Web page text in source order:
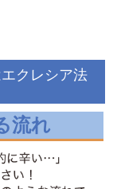
クレシア法
流れ